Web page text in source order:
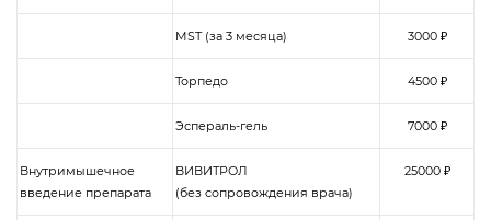
MST (за 3 месяца) 3000 ₽
Торпедо 4500 ₽
Эспераль-гель 7000 ₽
Внутримышечное
введение препарата
ВИВИТРОЛ
(без сопровождения врача)
25000 ₽